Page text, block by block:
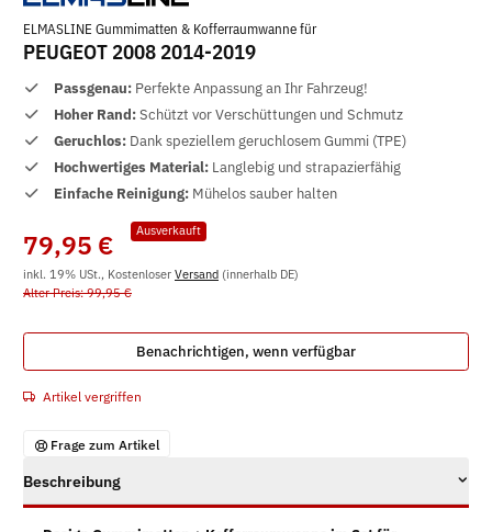
ELMASLINE Gummimatten & Kofferraumwanne für
PEUGEOT 2008 2014-2019
Passgenau: Perfekte Anpassung an Ihr Fahrzeug!
Hoher Rand:Schützt vor Verschüttungen und Schmutz
Geruchlos: Dank speziellem geruchlosem Gummi (TPE)
Hochwertiges Material: Langlebig und strapazierfähig
Einfache Reinigung: Mühelos sauber halten
Ausverkauft
79,95 €
inkl. 19% USt., Kostenloser Versand (innerhalb DE)
Alter Preis: 99,95 €
Benachrichtigen, wenn verfügbar
Artikel vergriffen
Frage zum Artikel
Beschreibung